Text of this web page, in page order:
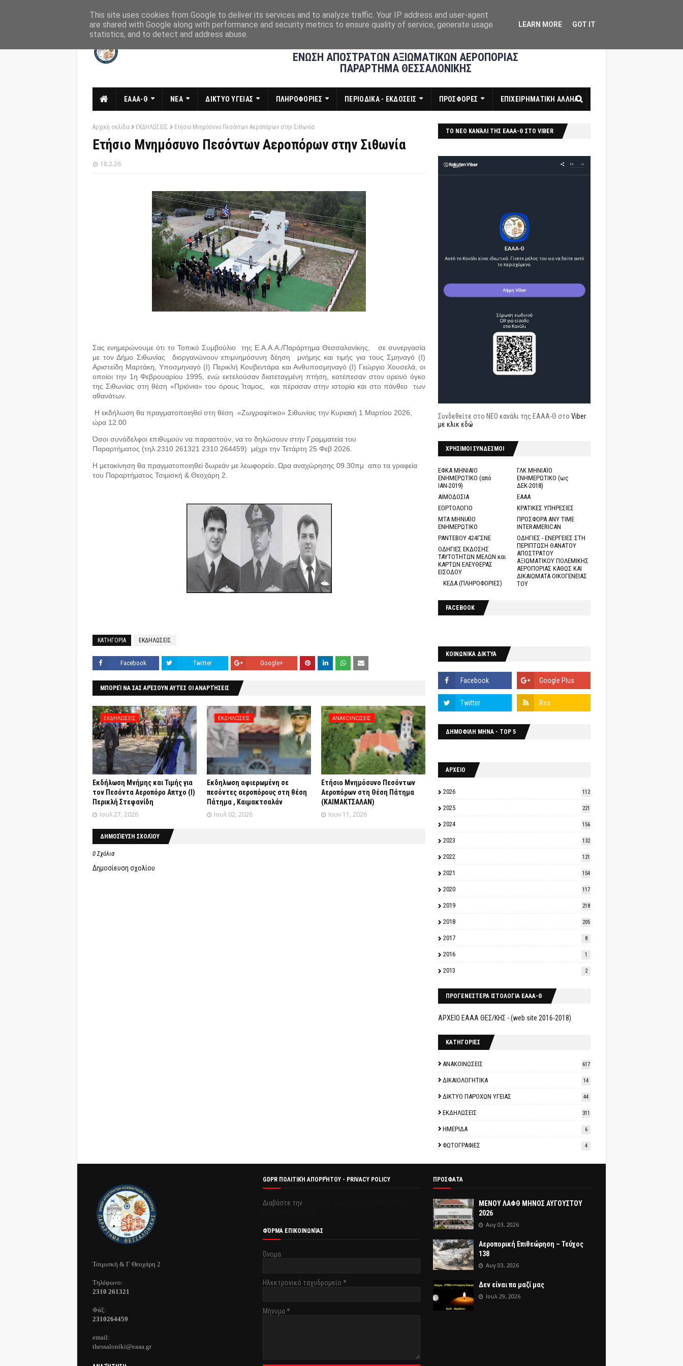
ΕΝΩΣΗ ΑΠΟΣΤΡΑΤΩΝ ΑΞΙΩΜΑΤΙΚΩΝ ΑΕΡΟΠΟΡΙΑΣ
ΠΑΡΑΡΤΗΜΑ ΘΕΣΣΑΛΟΝΙΚΗΣ
ΕΑΑΑ-Θ ΝΕΑ ΔΙΚΤΥΟ ΥΓΕΙΑΣ ΠΛΗΡΟΦΟΡΙΕΣ ΠΕΡΙΟΔΙΚΑ - ΕΚΔΟΣΕΙΣ ΠΡΟΣΦΟΡΕΣ ΕΠΙΧΕΙΡΗΜΑΤΙΚΗ ΑΛΛΗΛ
Αρχική σελίδα ΕΚΔΗΛΩΣΕΙΣ Ετήσιο Μνημόσυνο Πεσόντων Αεροπόρων στην Σιθωνία
Ετήσιο Μνημόσυνο Πεσόντων Αεροπόρων στην Σιθωνία
18.2.26
Σας ενημερώνουμε ότι το Τοπικό Συμβούλιο της Ε.Α.Α.Α./Παράρτημα Θεσσαλονίκης, σε συνεργασία
με τον Δήμο Σιθωνίας διοργανώνουν επιμνημόσυνη δέηση μνήμης και τιμής για τους Σμηναγό (Ι)
Αριστείδη Μαρτάκη, Υποσμηναγό (Ι) Περικλή Κουβεντάρα και Ανθυποσμηναγό (Ι) Γεώργιο Χουσελά, οι
οποίοι την 1η Φεβρουαρίου 1995, ενώ εκτελούσαν διατεταγμένη πτήση, κατέπεσαν στον ορεινό όγκο
της Σιθωνίας στη θέση «Πριόνια» του όρους Ίταμος, και πέρασαν στην ιστορία και στο πάνθεο των
αθανάτων.
Η εκδήλωση θα πραγματοποιηθεί στη θέση «Ζωγραφίτικο» Σιθωνίας την Κυριακή 1 Μαρτίου 2026,
ώρα 12.00
Όσοι συνάδελφοι επιθυμούν να παραστούν, να το δηλώσουν στην Γραμματεία του
Παραρτήματος (τηλ.2310 261321 2310 264459) μέχρι την Τετάρτη 25 Φεβ 2026.
Η μετακίνηση θα πραγματοποιηθεί δωρεάν με λεωφορείο. Ωρα αναχώρησης 09.30πμ απο τα γραφεία
του Παραρτήματος Τσιμισκή & Θεοχάρη 2.
ΚΑΤΗΓΟΡΙΑ ΕΚΔΗΛΩΣΕΙΣ
Facebook Twitter Google+
ΜΠΟΡΕΊ ΝΑ ΣΑΣ ΑΡΈΣΟΥΝ ΑΥΤΈΣ ΟΙ ΑΝΑΡΤΉΣΕΙΣ
ΕΚΔΗΛΩΣΕΙΣ
Εκδήλωση Μνήμης και Τιμής για
τον Πεσόντα Αεροπόρο Απτχο (Ι)
Περικλή Στεφανίδη
Ιουλ 27, 2026
ΕΚΔΗΛΩΣΕΙΣ
Εκδηλωση αφιερωμένη σε
πεσόντες αεροπόρους στη θέση
Πάτημα , Καιμακτσαλάν
Ιουλ 02, 2026
ΑΝΑΚΟΙΝΩΣΕΙΣ
Ετήσιο Μνημόσυνο Πεσόντων
Αεροπόρων στη Θέση Πάτημα
(ΚΑΙΜΑΚΤΣΑΛΑΝ)
Ιουν 11, 2026
ΔΗΜΟΣΊΕΥΣΗ ΣΧΟΛΊΟΥ
0 Σχόλια
Δημοσίευση σχολίου
ΤΟ ΝΕΟ ΚΑΝΆΛΙ ΤΗΣ ΕΑΑΑ-Θ ΣΤΟ VIBER
Συνδεθείτε στο ΝΕΟ κανάλι της ΕΑΑΑ-Θ στο Viber
με κλικ εδώ
ΧΡΗΣΙΜΟΙ ΣΥΝΔΕΣΜΟΙ
ΕΦΚΑ ΜΗΝΙΑΙΟ
ΕΝΗΜΕΡΩΤΙΚΟ (από
ΙΑΝ-2019)
ΓΛΚ ΜΗΝΙΑΊΟ
ΕΝΗΜΕΡΩΤΙΚΟ (ως
ΔΕΚ-2018)
ΑΙΜΟΔΟΣΙΑ
ΕΑΑΑ
ΕΟΡΤΟΛΟΓΙΟ
ΚΡΑΤΙΚΕΣ ΥΠΗΡΕΣΙΕΣ
ΜΤΑ ΜΗΝΙΑΊΟ
ΕΝΗΜΕΡΩΤΙΚΟ
ΠΡΟΣΦΟΡΑ ANY TIME
INTERAMERICAN
ΡΑΝΤΕΒΟΥ 424ΓΣΝΕ
ΟΔΗΓΙΕΣ - ΕΝΕΡΓΕΙΕΣ ΣΤΗ
ΠΕΡΙΠΤΩΣΗ ΘΑΝΑΤΟΥ
ΑΠΟΣΤΡΑΤΟΥ
ΑΞΙΩΜΑΤΙΚΟΥ ΠΟΛΕΜΙΚΗΣ
ΑΕΡΟΠΟΡΙΑΣ ΚΑΘΩΣ ΚΑΙ
ΔΙΚΑΙΩΜΑΤΑ ΟΙΚΟΓΕΝΕΙΑΣ
ΤΟΥ
ΟΔΗΓΙΕΣ ΕΚΔΟΣΗΣ
ΤΑΥΤΟΤΗΤΩΝ ΜΕΛΩΝ και
ΚΑΡΤΩΝ ΕΛΕΥΘΕΡΑΣ
ΕΙΣΟΔΟΥ
ΚΕΔΑ (ΠΛΗΡΟΦΟΡΙΕΣ)
FACEBOOK
ΚΟΙΝΩΝΙΚΑ ΔΙΚΤΥΑ
ΔΗΜΟΦΙΛΗ ΜΗΝΑ - TOP 5
ΑΡΧΕΙΟ
2026 112
2025 221
2024 156
2023 132
2022 121
2021 154
2020 117
2019 218
2018 205
2017 8
2016 1
2013 2
ΠΡΟΓΕΝΕΣΤΕΡΑ ΙΣΤΟΛΟΓΙΑ ΕΑΑΑ-Θ
ΑΡΧΕΙΟ ΕΑΑΑ ΘΕΣ/ΚΗΣ - (web site 2016-2018)
ΚΑΤΗΓΟΡΙΕΣ
ΑΝΑΚΟΙΝΩΣΕΙΣ 617
ΔΙΚΑΙΟΛΟΓΗΤΙΚΑ 14
ΔΙΚΤΥΟ ΠΑΡΟΧΩΝ ΥΓΕΙΑΣ 44
ΕΚΔΗΛΩΣΕΙΣ 311
ΗΜΕΡΙΔΑ 6
ΦΩΤΟΓΡΑΦΙΕΣ 4
Τσιμισκή & Γ Θεοχάρη 2
Τηλέφωνo:
2310 261321
Φάξ:
2310264459
email:
thessaloniki@eaaa.gr
GDPR ΠΟΛΙΤΙΚΉ ΑΠΟΡΡΉΤΟΥ - PRIVACY POLICY
Διαβάστε την
ΦΌΡΜΑ ΕΠΙΚΟΙΝΩΝΊΑΣ
Όνομα
Ηλεκτρονικό ταχυδρομείο *
Μήνυμα*
ΠΡΟΣΦΑΤΑ
ΜΕΝΟΥ ΛΑΦΘ ΜΗΝΟΣ ΑΥΓΟΥΣΤΟΥ
2026
Αυγ 03, 2026
Αεροπορική Επιθεώρηση – Τεύχος
138
Αυγ 03, 2026
Δεν είναι πα μαζί μας
Ιουλ 29, 2026
This site uses cookies from Google to deliver its services and to analyze traffic. Your IP address and user-agent
are shared with Google along with performance and security metrics to ensure quality of service, generate usage
statistics, and to detect and address abuse.
LEARN MORE GOT IT